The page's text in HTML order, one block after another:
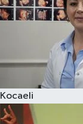
Kocaeli
Süper Lig
Tüm
Son
Haber